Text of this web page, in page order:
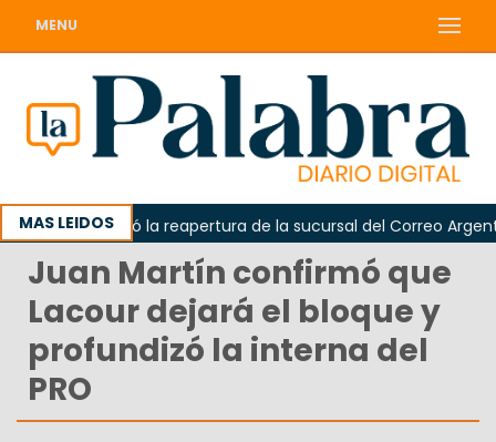
MENU
MAS LEIDOS
reclamó la reapertura de la sucursal del Correo Argentino en
Juan Martín confirmó que
Lacour dejará el bloque y
profundizó la interna del
PRO